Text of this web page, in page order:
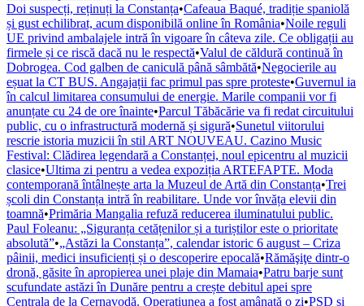
Doi suspecți, reținuți la Constanța•Cafeaua Baqué, tradiție spaniolă
și gust echilibrat, acum disponibilă online în România•Noile reguli
UE privind ambalajele intră în vigoare în câteva zile. Ce obligații au
firmele și ce riscă dacă nu le respectă•Valul de căldură continuă în
Dobrogea. Cod galben de caniculă până sâmbătă•Negocierile au
eșuat la CT BUS. Angajații fac primul pas spre proteste•Guvernul ia
în calcul limitarea consumului de energie. Marile companii vor fi
anunțate cu 24 de ore înainte•Parcul Tăbăcărie va fi redat circuitului
public, cu o infrastructură modernă și sigură•Sunetul viitorului
rescrie istoria muzicii în stil ART NOUVEAU. Cazino Music
Festival: Clădirea legendară a Constanței, noul epicentru al muzicii
clasice•Ultima zi pentru a vedea expoziția ARTEFAPTE. Moda
contemporană întâlnește arta la Muzeul de Artă din Constanța•Trei
școli din Constanța intră în reabilitare. Unde vor învăța elevii din
toamnă•Primăria Mangalia refuză reducerea iluminatului public.
Paul Foleanu: „Siguranța cetățenilor și a turiștilor este o prioritate
absolută”•„Astăzi la Constanța”, calendar istoric 6 august – Criza
pâinii, medici insuficienți și o descoperire epocală•Rămăşiţe dintr-o
dronă, găsite în apropierea unei plaje din Mamaia•Patru barje sunt
scufundate astăzi în Dunăre pentru a crește debitul apei spre
Centrala de la Cernavodă. Operațiunea a fost amânată o zi•PSD și